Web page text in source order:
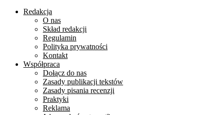
Redakcja
O nas
Skład redakcji
Regulamin
Polityka prywatności
Kontakt
Współpraca
Dołącz do nas
Zasady publikacji tekstów
Zasady pisania recenzji
Praktyki
Reklama